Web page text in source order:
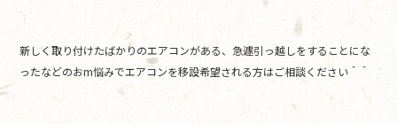
新しく取り付けたばかりのエアコンがある、急遽引っ越しをすることにな
ったなどのおm悩みでエアコンを移設希望される方はご相談ください＾＾